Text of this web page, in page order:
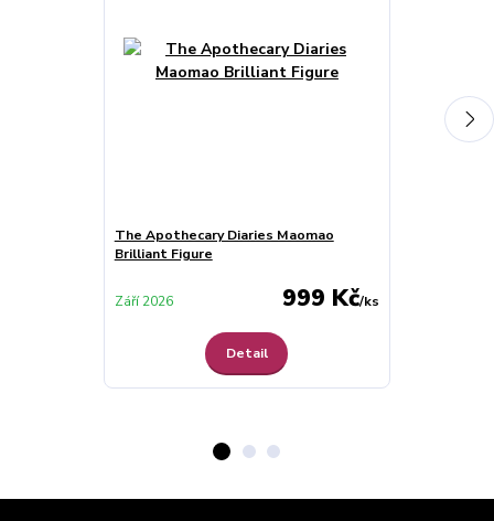
The Apothecary Diaries Maomao
Brilliant Figure
999 Kč/ks
Září 2026
Detail